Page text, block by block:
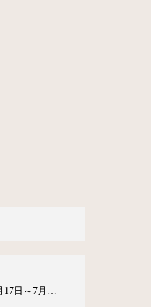
17日～7月…